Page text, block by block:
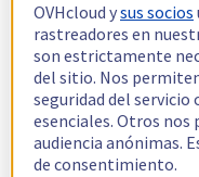
OVHcloud ysus socios
rastreadores en
son estrictamente
del sitio. Nos
seguridad del servicio
esenciales. Otros
audiencia anónimas.
de consentimiento.